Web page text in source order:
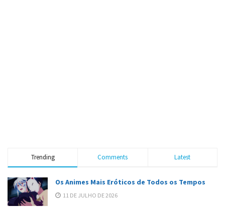
Trending Comments Latest
Os Animes Mais Eróticos de Todos os Tempos
11 DE JULHO DE 2026